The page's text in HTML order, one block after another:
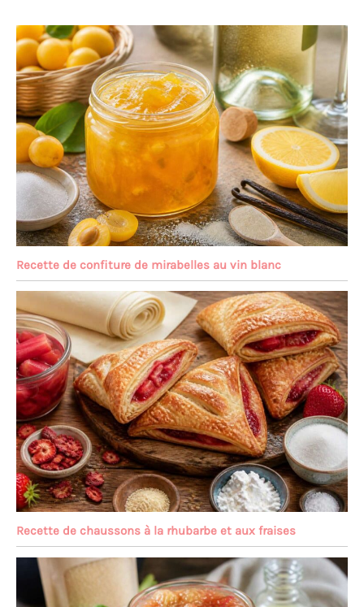
Recette de confiture de mirabelles au vin blanc
Recette de chaussons à la rhubarbe et aux fraises